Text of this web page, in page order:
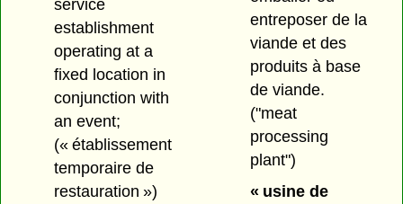
service
establishment
operating at a
fixed location in
conjunction with
an event;
(« établissement
temporaire de
restauration »)
entreposer de la
viande et des
produits à base
de viande.
("meat
processing
plant")
« usine de